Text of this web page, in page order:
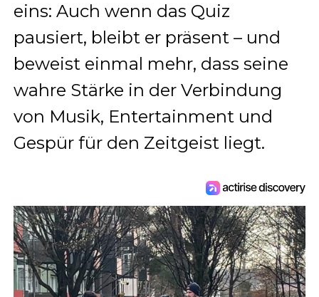
eins: Auch wenn das Quiz
pausiert, bleibt er präsent – und
beweist einmal mehr, dass seine
wahre Stärke in der Verbindung
von Musik, Entertainment und
Gespür für den Zeitgeist liegt.